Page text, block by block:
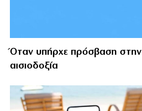
Όταν υπήρχε πρόσβαση στην
αισιοδοξία